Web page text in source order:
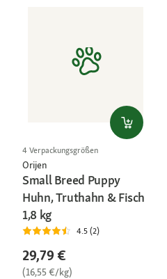
4 Verpackungsgrößen
Orijen
Small Breed Puppy
Huhn, Truthahn & Fisch
1,8 kg
4.5 (2)
29,79 €
(16,55 €/kg)